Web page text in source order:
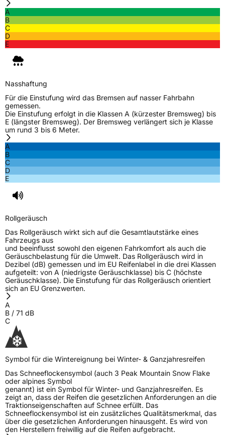
A
B
C
D
E
Nasshaftung
Für die Einstufung wird das Bremsen auf nasser Fahrbahn
gemessen.
Die Einstufung erfolgt in die Klassen A (kürzester Bremsweg) bis
E (längster Bremsweg). Der Bremsweg verlängert sich je Klasse
um rund 3 bis 6 Meter.
A
B
C
D
E
Rollgeräusch
Das Rollgeräusch wirkt sich auf die Gesamtlautstärke eines
Fahrzeugs aus
und beeinflusst sowohl den eigenen Fahrkomfort als auch die
Geräuschbelastung für die Umwelt. Das Rollgeräusch wird in
Dezibel (dB) gemessen und im EU Reifenlabel in die drei Klassen
aufgeteilt: von A (niedrigste Geräuschklasse) bis C (höchste
Geräuschklasse). Die Einstufung für das Rollgeräusch orientiert
sich an EU Grenzwerten.
A
B / 71 dB
C
Symbol für die Wintereignung bei Winter- & Ganzjahresreifen
Das Schneeflockensymbol (auch 3 Peak Mountain Snow Flake
oder alpines Symbol
genannt) ist ein Symbol für Winter- und Ganzjahresreifen. Es
zeigt an, dass der Reifen die gesetzlichen Anforderungen an die
Traktionseigenschaften auf Schnee erfüllt. Das
Schneeflockensymbol ist ein zusätzliches Qualitätsmerkmal, das
über die gesetzlichen Anforderungen hinausgeht. Es wird von
den Herstellern freiwillig auf die Reifen aufgebracht.